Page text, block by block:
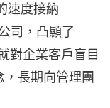
速度接納
司，凸顯了
對企業客戶盲目
長期向管理團